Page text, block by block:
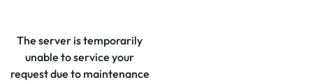
The server is temporarily
unable to service your
request due to maintenance